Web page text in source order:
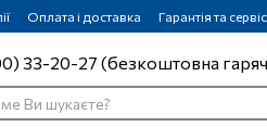
Оплата і доставка Гарантія та сервіс
33-20-27 (безкоштовна гаряча